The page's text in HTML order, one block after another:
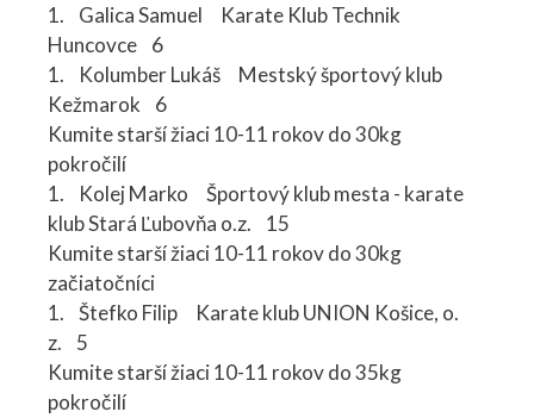
1. Galica Samuel Karate Klub Technik
Huncovce 6
1. Kolumber Lukáš Mestský športový klub
Kežmarok 6
Kumite starší žiaci 10-11 rokov do 30kg
pokročilí
1. Kolej Marko Športový klub mesta - karate
klub Stará Ľubovňa o.z. 15
Kumite starší žiaci 10-11 rokov do 30kg
začiatočníci
1. Štefko Filip Karate klub UNION Košice, o.
z. 5
Kumite starší žiaci 10-11 rokov do 35kg
pokročilí